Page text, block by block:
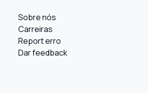
Sobre nós
Carreiras
Report erro
Dar feedback